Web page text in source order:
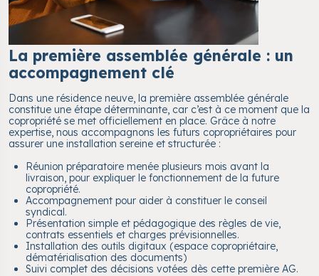
La première assemblée générale : un
accompagnement clé
Dans une résidence neuve, la première assemblée générale
constitue une étape déterminante, car c’est à ce moment que la
copropriété se met officiellement en place. Grâce à notre
expertise, nous accompagnons les futurs copropriétaires pour
assurer une installation sereine et structurée :
Réunion préparatoire menée plusieurs mois avant la
livraison, pour expliquer le fonctionnement de la future
copropriété.
Accompagnement pour aider à constituer le conseil
syndical.
Présentation simple et pédagogique des règles de vie,
contrats essentiels et charges prévisionnelles.
Installation des outils digitaux (espace copropriétaire,
dématérialisation des documents)
Suivi complet des décisions votées dès cette première AG.